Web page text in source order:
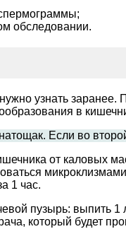
обследовании.
нужно узнать заранее.
в
Если во
от каловых
1 час.
пузырь: выпить
который будет